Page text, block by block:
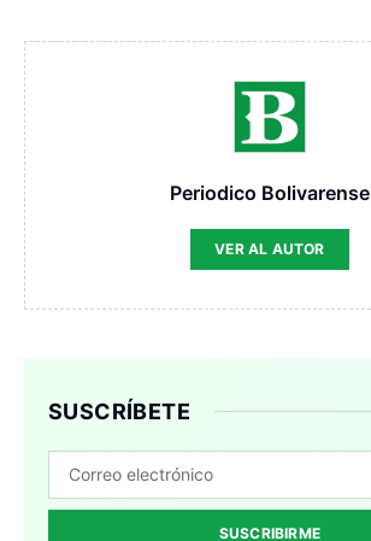
Periodico Bolivarense
VER AL AUTOR
SUSCRÍBETE
SUSCRIBIRME